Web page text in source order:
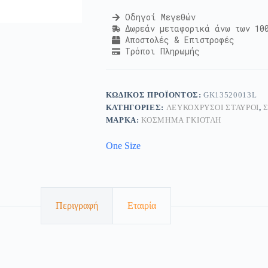
Οδηγοί Μεγεθών
Δωρεάν μεταφορικά άνω των
Αποστολές & Επιστροφές
Τρόποι Πληρωμής
ΚΩΔΙΚΌΣ ΠΡΟΪΌΝΤΟΣ:GK13520013L
ΚΑΤΗΓΟΡΊΕΣ: ΛΕΥΚΌΧΡΥΣΟΙ ΣΤΑΥΡΟΊ,
ΜΆΡΚΑ:ΚΟΣΜΗΜΑ ΓΚΙΟΤΛΗ
One Size
Περιγραφή Εταιρία